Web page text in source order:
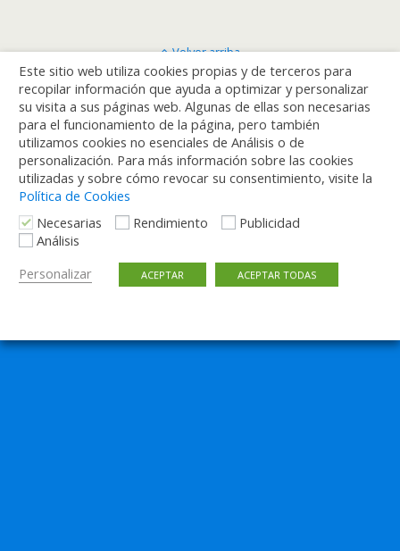
Volver arriba
Móvil Escritorio
Este sitio web utiliza cookies propias y de terceros para
recopilar información que ayuda a optimizar y personalizar
su visita a sus páginas web. Algunas de ellas son necesarias
para el funcionamiento de la página, pero también
utilizamos cookies no esenciales de Análisis o de
personalización. Para más información sobre las cookies
utilizadas y sobre cómo revocar su consentimiento, visite la
Política de Cookies
Necesarias
Rendimiento
Publicidad
Análisis
Personalizar
ACEPTAR ACEPTAR TODAS